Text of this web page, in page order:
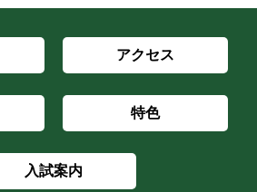
アクセス
特色
入試案内